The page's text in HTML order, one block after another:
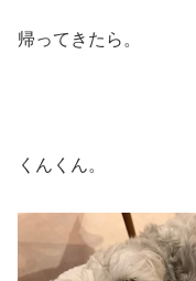
帰ってきたら。
くんくん。